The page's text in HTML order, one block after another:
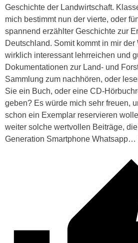
Geschichte der Landwirtschaft.
mich bestimmt nun der vierte, oder
spannend erzählter Geschichte zur
Deutschland. Somit kommt in mir
wirklich interessant lehrreichen und
Dokumentationen zur Land- und
Sammlung zum nachhören, oder
Sie ein Buch, oder eine CD-
geben? Es würde mich sehr freuen,
schon ein Exemplar reservieren
weiter solche wertvollen Beiträge,
Generation Smartphone Whatsapp…